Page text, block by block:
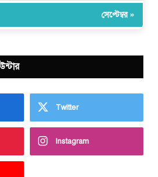
সেপ্টেম্বর »
Twitter
Instagram